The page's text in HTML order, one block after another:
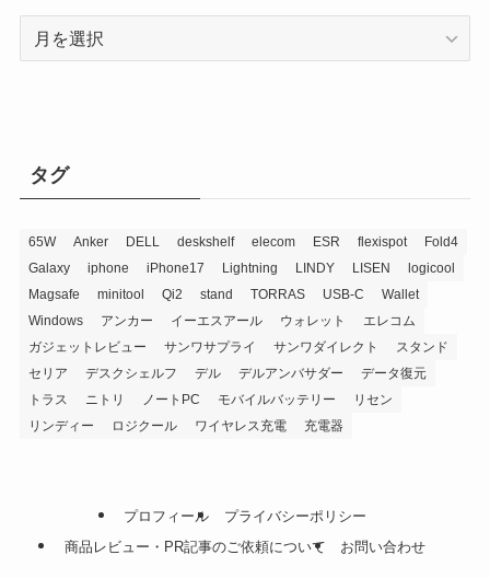
タグ
65W Anker DELL deskshelf elecom ESR flexispot
Fold4
Galaxy
iphone iPhone17 Lightning LINDY LISEN
logicool
Magsafe
minitool Qi2 stand TORRAS USB-C
Wallet
Windows
アンカー イーエスアール ウォレット
エレコム
ガジェットレビュー
サンワサプライ サンワダイレクト
スタンド
セリア
デスクシェルフ デル デルアンバサダー
データ復元
トラス
ニトリ ノートPC モバイルバッテリー
リセン
リンディー
ロジクール ワイヤレス充電 充電器
プロフィール
プライバシーポリシー
商品レビュー・PR記事のご依頼について
お問い合わせ